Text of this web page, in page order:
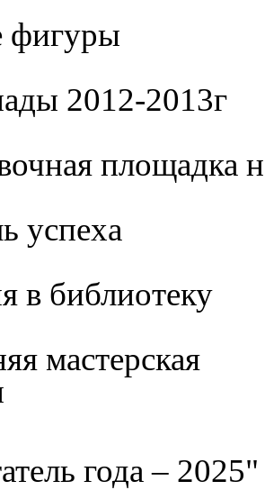
фигуры
2012-2013г
успеха
в библиотеку
мастерская
года –